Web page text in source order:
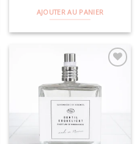
AJOUTER AU PANIER
Ajouter